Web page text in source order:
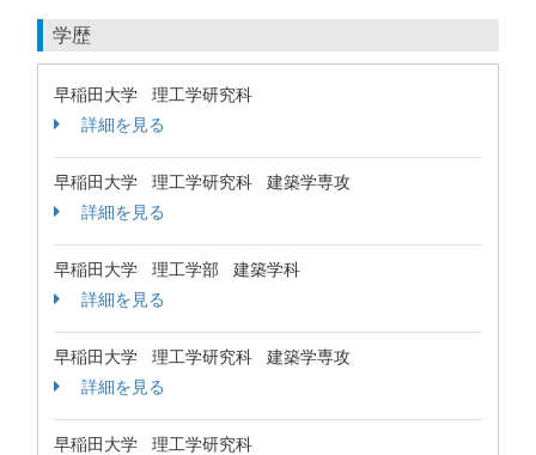
学歴
早稲田大学 理工学研究科
詳細を見る
早稲田大学 理工学研究科 建築学専攻
詳細を見る
早稲田大学 理工学部 建築学科
詳細を見る
早稲田大学 理工学研究科 建築学専攻
詳細を見る
早稲田大学 理工学研究科